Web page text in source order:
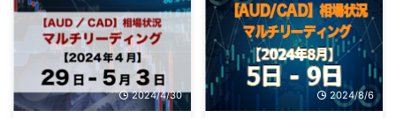
急上昇しました。 円売りの流れ
が止まらず、ドル円の今後の動き
が注目されています。 今週は米
GDP・米PCEの発表が控えてい
るので、ドル円の動きに注視して
いきましょう。 今日は先週の相
たい経済指標が集まっており、値
動きが激しくなる可能性があるで
しょう。 今日は先週の経済の動
きに加え、今週のレジサポを意識
した取引について詳しい情報を解
説していきます。 先週の経済の
2024/4/30 2024/8/6